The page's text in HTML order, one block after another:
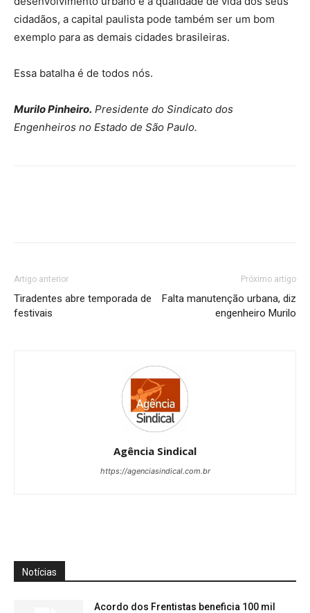
cidadãos, a capital paulista pode também ser um bom
exemplo para as demais cidades brasileiras.
Essa batalha é de todos nós.
Murilo Pinheiro. Presidente do Sindicato dos
Engenheiros no Estado de São Paulo.
Artigo anterior
Tiradentes abre temporada de
festivais
Próximo artigo
Falta manutenção urbana, diz
engenheiro Murilo
Agência Sindical
https://agenciasindical.com.br
Notícias
Acordo dos Frentistas beneficia 100 mil